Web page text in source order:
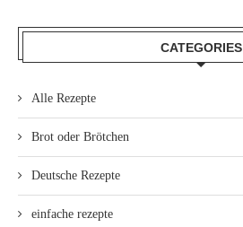
CATEGORIES
Alle Rezepte
Brot oder Brötchen
Deutsche Rezepte
einfache rezepte